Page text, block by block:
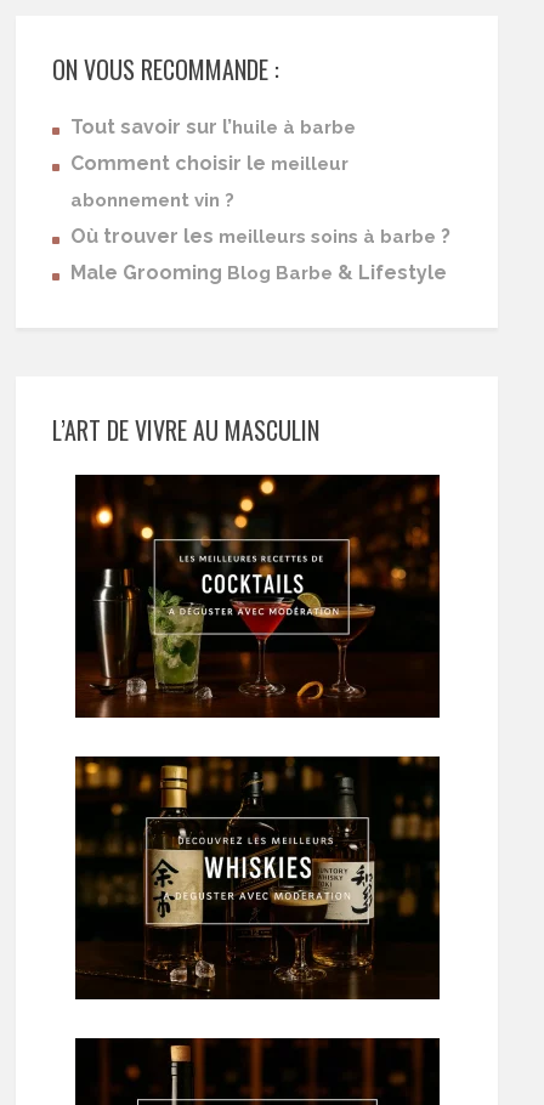
ON VOUS RECOMMANDE :
Tout savoir sur l’huile à barbe
Comment choisir le meilleur
abonnement vin ?
Où trouver les meilleurs soins à barbe ?
Male Grooming Blog Barbe & Lifestyle
L’ART DE VIVRE AU MASCULIN